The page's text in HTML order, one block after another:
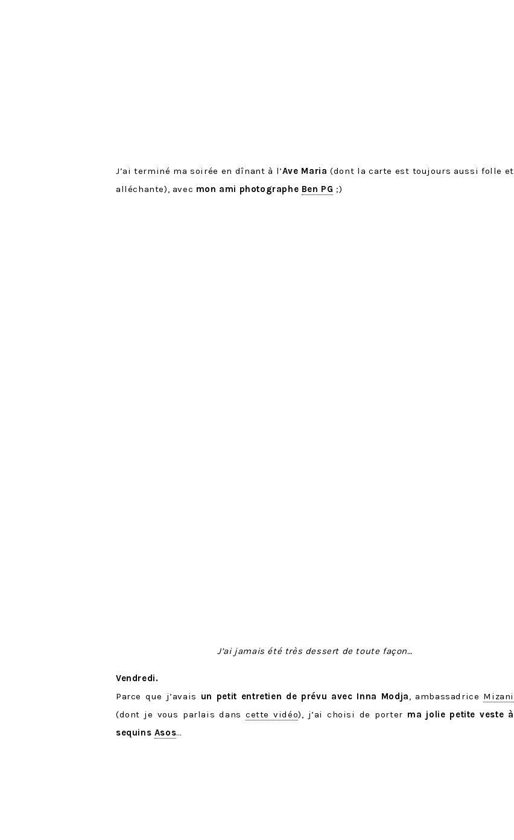
J’ai terminé ma soirée en dînant à l’Ave Maria (dont la carte est toujours aussi folle et
alléchante), avec mon ami photographe Ben PG ;)
J’ai jamais été très dessert de toute façon…
Vendredi.
Parce que j’avais un petit entretien de prévu avec Inna Modja, ambassadrice Mizani
(dont je vous parlais dans cette vidéo), j’ai choisi de porter ma jolie petite veste à
sequins Asos…